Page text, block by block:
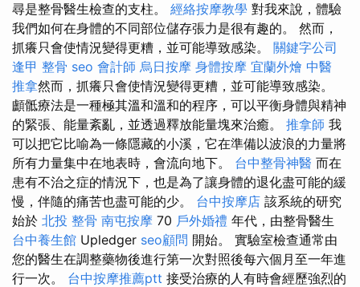
尋是整骨醫生檢查的支柱。 經絡按摩教學 對我來說，體驗
我們如何在身體的不同部位儲存張力是很有趣的。 然而，
抓癢只會使情況變得更糟，並可能導致感染。 關鍵字公司
逢甲 整骨 seo 會計師 烏日按摩 身體按摩 宜蘭外燴 中醫
推拿然而，抓癢只會使情況變得更糟，並可能導致感染。
顱骶療法是一種極其溫和溫和的程序，可以平衡身體與精神
的緊張、能量紊亂，並透過釋放能量塊來治癒。 推拿師 我
可以把它比喻為一條隱藏的小溪，它在準備以波浪的力量將
所有力量集中在地表時，會流向地下。 台中整骨神醫 而在
患有不治之症的情況下，也是為了讓身體的退化盡可能的緩
慢，伴隨的痛苦也盡可能的少。 台中按摩店 該系統的研究
始於 北投 整骨 南屯按摩 70 戶外婚禮 年代，由整骨醫生
台中養生館 Upledger seo顧問 開始。 實驗室檢查通常由
您的醫生在調整藥物後進行第一次對照後每六個月至一年進
行一次。 台中按摩推薦ptt 接受治療的人有時會經歷強烈的